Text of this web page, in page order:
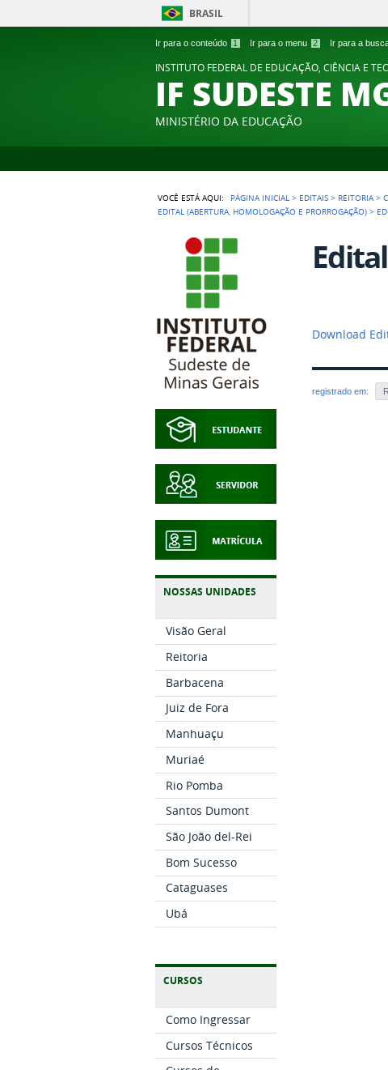
Ir para o conteúdo 1 Ir para o menu 2 Ir para a
BRASIL
INSTITUTO FEDERAL DE EDUCAÇÃO, CIÊNCIA E
IF SUDESTE
MINISTÉRIO DA EDUCAÇÃO
VOCÊ ESTÁ AQUI: PÁGINA INICIAL > EDITAIS > REITORIA >
EDITAL (ABERTURA, HOMOLOGAÇÃO E PRORROGAÇÃO) >
NOSSAS UNIDADES
Visão Geral
Reitoria
Barbacena
Juiz de Fora
Manhuaçu
Muriaé
Rio Pomba
Santos Dumont
São João del-Rei
Bom Sucesso
Cataguases
Ubá
CURSOS
Como Ingressar
Cursos Técnicos
Download
registrado em: